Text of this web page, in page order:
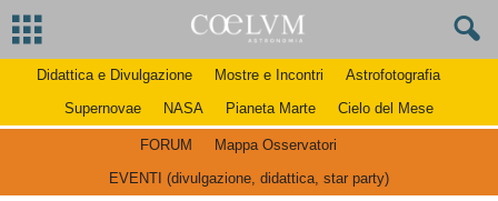
Didattica e Divulgazione Mostre e Incontri
Astrofotografia
Supernovae
NASA Pianeta Marte Cielo del Mese
FORUM
Mappa Osservatori
EVENTI (divulgazione, didattica, star party)